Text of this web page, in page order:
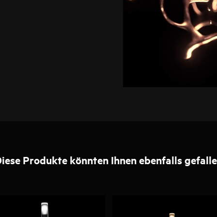
Produkte könnten Ihnen ebenfalls